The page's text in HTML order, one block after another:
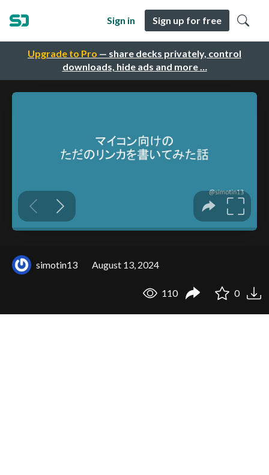
Upgrade to Pro — share decks privately, control
downloads, hide ads and more …
Sign in Sign up for free
simotin13 August 13, 2024
110 0